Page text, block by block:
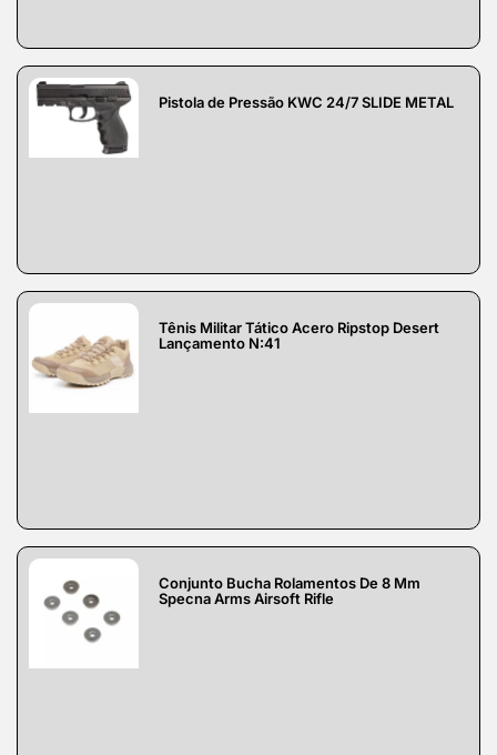
Pistola de Pressão KWC 24/7 SLIDE METAL
Tênis Militar Tático Acero Ripstop Desert
Lançamento N:41
Conjunto Bucha Rolamentos De 8 Mm
Specna Arms Airsoft Rifle